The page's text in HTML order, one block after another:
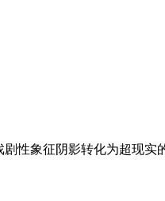
性象征阴影转化为超现